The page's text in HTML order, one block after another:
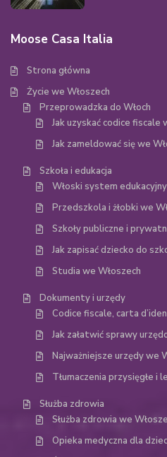
Moose Casa Italia
Strona główna
Życie we Włoszech
Przeprowadzka do Włoch
Jak uzyskać codice fiscale
Jak zameldować się we
Szkoła i edukacja
Włoski system edukacyjny
Przedszkola i żłobki we
Szkoły publiczne i
Jak zapisać dziecko do
Studia we Włoszech
Dokumenty i urzędy
Codice fiscale, carta
Jak załatwić sprawy
Najważniejsze urzędy we
Tłumaczenia przysięgłe
Służba zdrowia
Służba zdrowia we
Opieka medyczna dla